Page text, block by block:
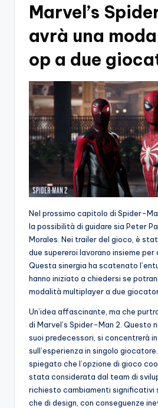
Marvel’s
avrà una
op a due
Nel prossimo capitolo di Spider-
la possibilità di guidare sia Peter
Morales. Nei trailer del gioco, è
due supereroi lavorano insieme
Questa sinergia ha scatenato
hanno iniziato a chiedersi se
modalità multiplayer a due
Un’idea affascinante, ma che
di Marvel’s Spider-Man 2. Questo
suoi predecessori, si concentrerà
sull’esperienza in singolo
spiegato che l’opzione di gioco
stata considerata dal team di
richiesto cambiamenti significativi
che di design, con conseguenze